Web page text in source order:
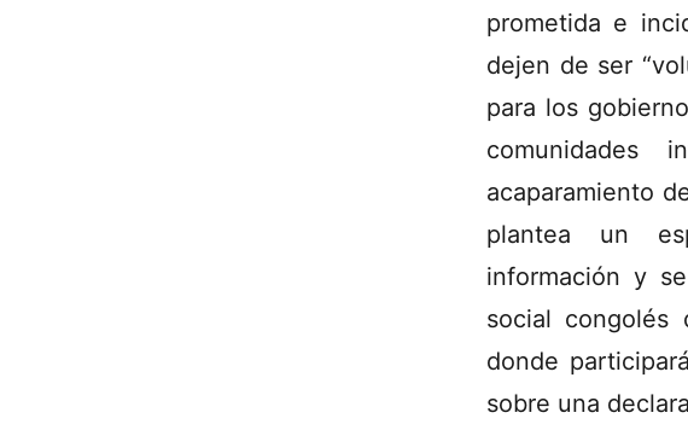
prometida e
dejen de ser
para los
comunidades
acaparamiento
plantea un
información y
social
donde
sobre una